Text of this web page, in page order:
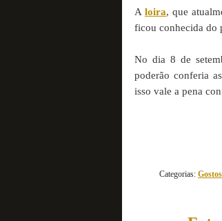
A loira, que
ficou conhecida do
No dia 8 de
poderão conferia
isso vale a pena
Categorias: